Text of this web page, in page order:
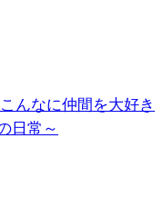
んなに仲間を大好き
日常～